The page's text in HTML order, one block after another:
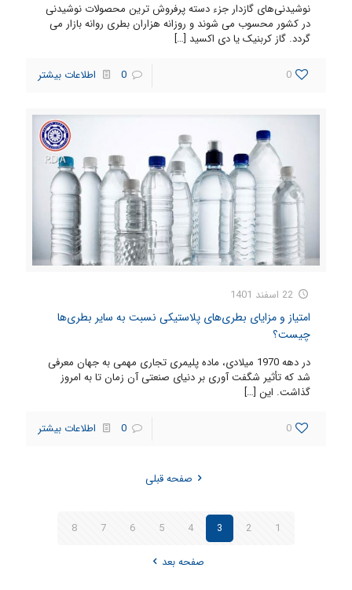
نوشیدنی‌های گازدار جزء دسته پرفروش ترین محصولات نوشیدنی
در کشور محسوب می شوند و روزانه هزاران بطری روانه بازار می
گردد. گاز کربنیک یا دی اکسید […]
0
0 اطلاعات بیشتر
22 اسفند 1401
امتیاز و مزایای بطری‌های پلاستیکی نسبت به سایر بطری‌ها
چیست؟
در دهه 1970 میلادی، ماده پلیمری تجاری مهمی به جهان معرفی
شد که تأثیر شگفت آوری بر دنیای صنعتی آن زمان تا به امروز
گذاشت. این […]
0
0 اطلاعات بیشتر
صفحه قبلی
1
2
3
4
5
6
7
8
صفحه بعد